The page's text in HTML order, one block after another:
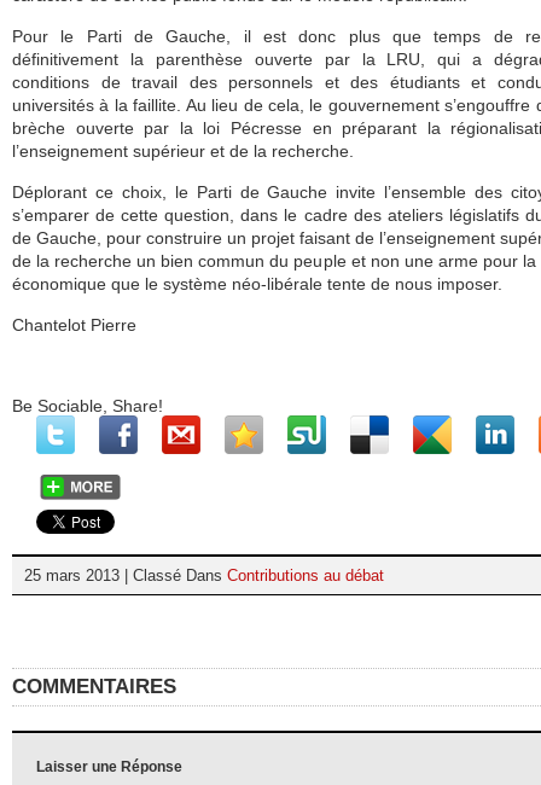
Pour le Parti de Gauche, il est donc plus que temps de
définitivement la parenthèse ouverte par la LRU, qui a
conditions de travail des personnels et des étudiants et
universités à la faillite. Au lieu de cela, le gouvernement s’engouffre
brèche ouverte par la loi Pécresse en préparant la
l’enseignement supérieur et de la recherche.
Déplorant ce choix, le Parti de Gauche invite l’ensemble des
s’emparer de cette question, dans le cadre des ateliers législatifs
de Gauche, pour construire un projet faisant de l’enseignement
de la recherche un bien commun du peuple et non une arme pour la
économique que le système néo-libérale tente de nous imposer.
Chantelot Pierre
Be Sociable, Share!
25 mars 2013 | Classé Dans Contributions au débat
COMMENTAIRES
Laisser une Réponse